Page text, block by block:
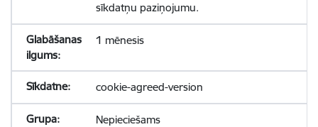
sīkdatņu paziņojumu.
1 mēnesis
cookie-agreed-version
Nepieciešams